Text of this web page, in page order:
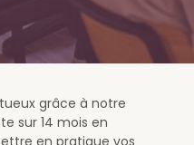
grâce à notre
sur 14 mois en